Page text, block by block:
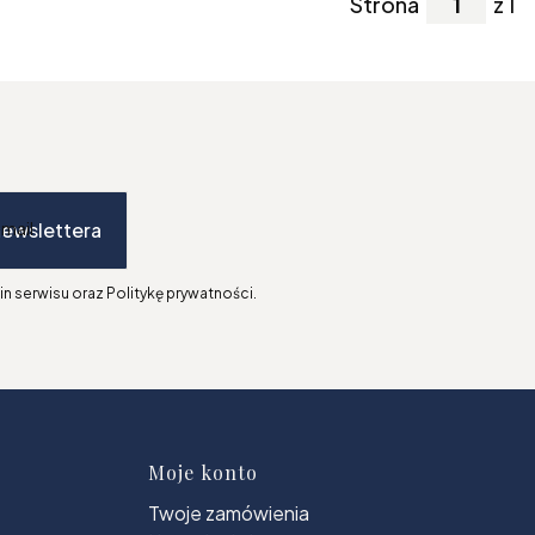
serwisu oraz Politykę prywatności.
Moje konto
Twoje zamówienia